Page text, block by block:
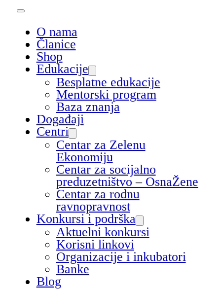
O nama
Članice
Shop
Edukacije
Besplatne edukacije
Mentorski program
Baza znanja
Događaji
Centri
Centar za Zelenu
Ekonomiju
Centar za socijalno
preduzetništvo – OsnaŽene
Centar za rodnu
ravnopravnost
Konkursi i podrška
Aktuelni konkursi
Korisni linkovi
Organizacije i inkubatori
Banke
Blog